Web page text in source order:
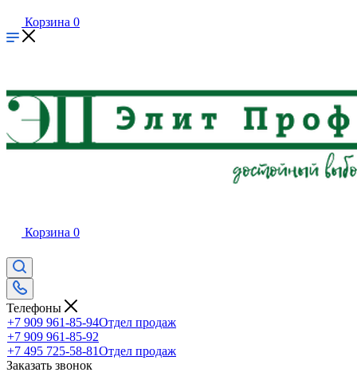
Корзина 0
Корзина 0
Телефоны
+7 909 961-85-94Отдел продаж
+7 909 961-85-92
+7 495 725-58-81Отдел продаж
Заказать звонок